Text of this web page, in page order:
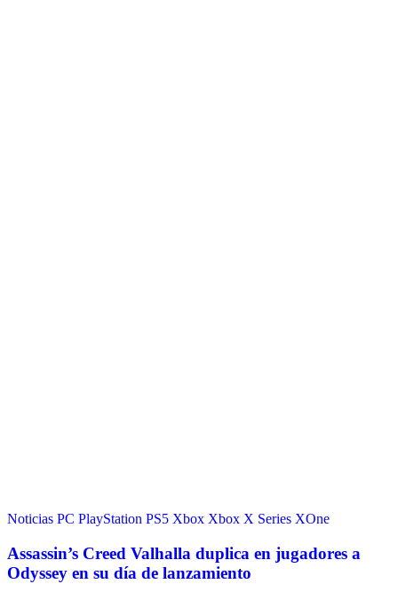
Noticias PC PlayStation PS5 Xbox Xbox X Series XOne
Assassin’s Creed Valhalla duplica en jugadores a
Odyssey en su día de lanzamiento